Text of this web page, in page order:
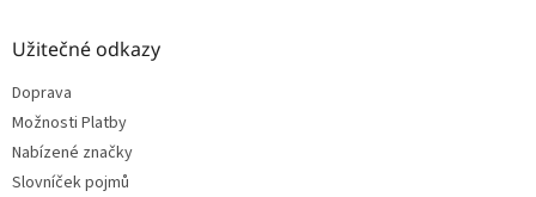
Užitečné odkazy
Doprava
Možnosti Platby
Nabízené značky
Slovníček pojmů